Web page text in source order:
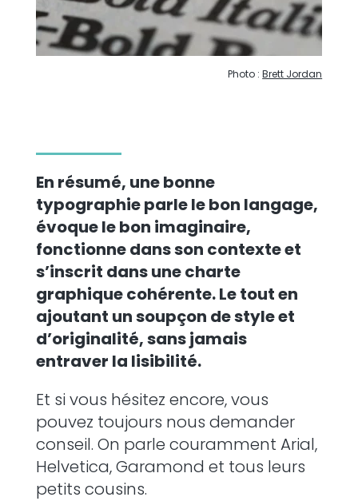
Photo :Brett Jordan
En résumé, une bonne
typographie parle le bon langage,
évoque le bon imaginaire,
fonctionne dans son contexte et
s’inscrit dans une charte
graphique cohérente. Le tout en
ajoutant un soupçon de style et
d’originalité, sans jamais
entraver la lisibilité.
Et si vous hésitez encore, vous
pouvez toujours nous demander
conseil. On parle couramment Arial,
Helvetica, Garamond et tous leurs
petits cousins.